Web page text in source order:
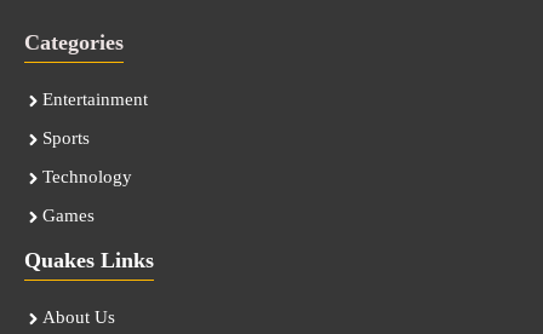
Categories
Entertainment
Sports
Technology
Games
Quakes Links
About Us